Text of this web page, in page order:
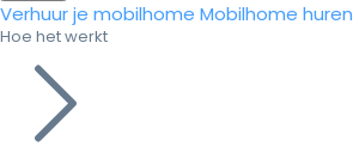
Verhuur je mobilhome Mobilhome huren
Hoe het werkt